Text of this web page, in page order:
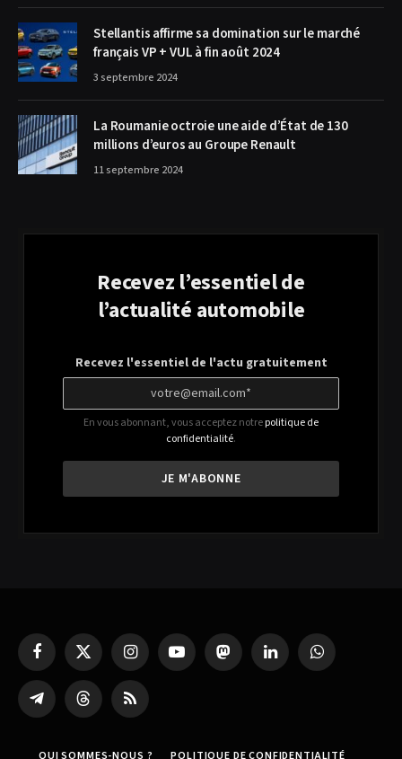
Stellantis affirme sa domination sur le marché
français VP + VUL à fin août 2024
3 septembre 2024
La Roumanie octroie une aide d’État de 130
millions d’euros au Groupe Renault
11 septembre 2024
Recevez l’essentiel de
l’actualité automobile
Recevez l'essentiel de l'actu gratuitement
En vous abonnant, vous acceptez notrepolitique de
confidentialité.
FacebookX
(Twitter)
InstagramYouTube MastodonLinkedIn WhatsApp
Partager
sur
Threads RSS